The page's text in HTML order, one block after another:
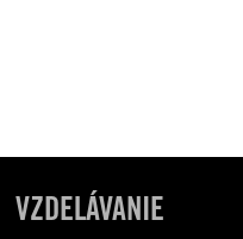
VZDELÁVANIE